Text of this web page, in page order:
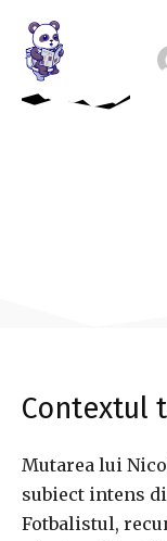
-
Contextul
Mutarea lui
subiect intens
Fotbalistul,